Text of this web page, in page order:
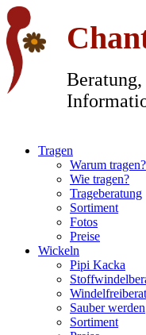
Tragen
Warum tragen?
Wie tragen?
Trageberatung
Sortiment
Fotos
Preise
Wickeln
Pipi Kacka
Sauber werden
Sortiment